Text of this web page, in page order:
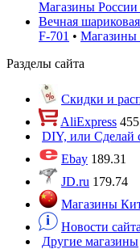
Магазины
Вечная
F-701 •
Разделы сайта
Скидки и
AliExpress
DIY, или Сделай
Ebay 189.31
JD.ru 179.74
Магазины
Новости сайта
Другие магазины